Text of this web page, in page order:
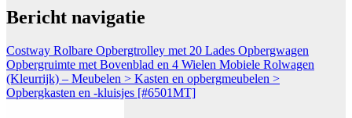
Bericht navigatie
Costway Rolbare Opbergtrolley met 20 Lades Opbergwagen
Opbergruimte met Bovenblad en 4 Wielen Mobiele Rolwagen
(Kleurrijk) – Meubelen > Kasten en opbergmeubelen >
Opbergkasten en -kluisjes [#6501MT]